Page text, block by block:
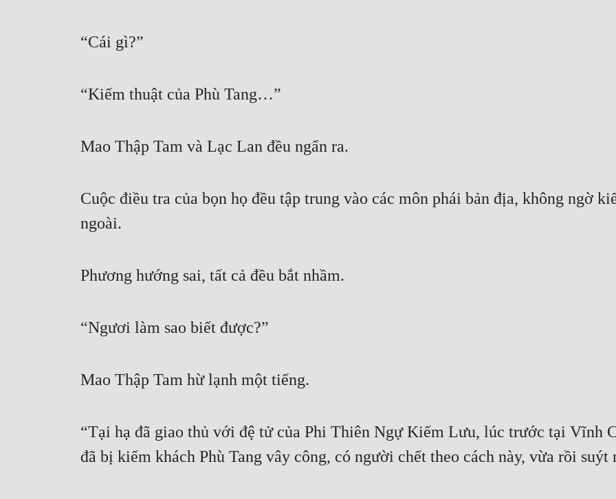
“Cái gì?”
“Kiếm thuật của Phù Tang…”
Mao Thập Tam và Lạc Lan đều ngẩn ra.
Cuộc điều tra của bọn họ đều tập trung vào các môn phái bản địa, không ngờ
ngoài.
Phương hướng sai, tất cả đều bắt nhầm.
“Ngươi làm sao biết được?”
Mao Thập Tam hừ lạnh một tiếng.
“Tại hạ đã giao thủ với đệ tử của Phi Thiên Ngự Kiếm Lưu, lúc trước tại Vĩnh
đã bị kiếm khách Phù Tang vây công, có người chết theo cách này, vừa rồi suýt